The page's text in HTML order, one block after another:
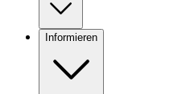
Informieren